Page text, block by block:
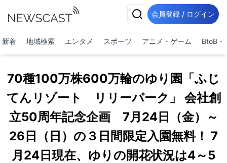
会員登録 / ログイン
新着 地域検索 エンタメ スポーツ アニメ・ゲーム BtoB・
70種100万株600万輪のゆり園「ふじ
てんリゾート リリーパーク」 会社創
立50周年記念企画 7月24日（金）～
26日（日）の３日間限定入園無料！ 7
月24日現在、ゆりの開花状況は4～5